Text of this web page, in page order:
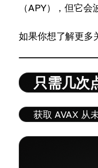
（APY），但它会
如果你想了解更多
只需几次
获取 AVAX 从